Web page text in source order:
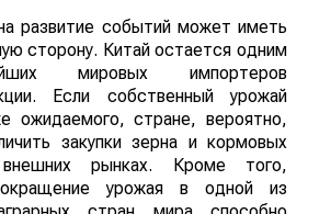
развитие событий может иметь
сторону. Китай остается одним
мировых импортеров
Если собственный урожай
ожидаемого, стране, вероятно,
закупки зерна и кормовых
рынках. Кроме того,
урожая в одной из